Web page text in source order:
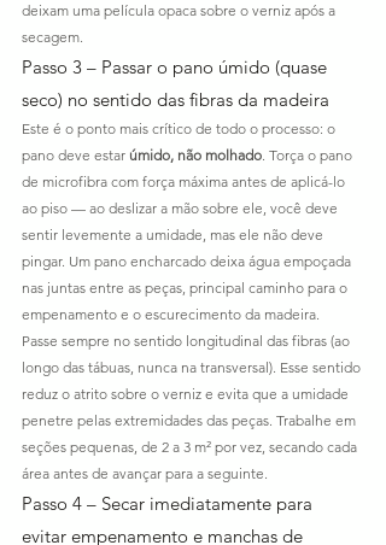
deixam uma película opaca sobre o verniz após a
secagem.
Passo 3 – Passar o pano úmido (quase
seco) no sentido das fibras da madeira
Este é o ponto mais crítico de todo o processo: o
pano deve estar úmido, não molhado. Torça o pano
de microfibra com força máxima antes de aplicá-lo
ao piso — ao deslizar a mão sobre ele, você deve
sentir levemente a umidade, mas ele não deve
pingar. Um pano encharcado deixa água empoçada
nas juntas entre as peças, principal caminho para o
empenamento e o escurecimento da madeira.
Passe sempre no sentido longitudinal das fibras (ao
longo das tábuas, nunca na transversal). Esse sentido
reduz o atrito sobre o verniz e evita que a umidade
penetre pelas extremidades das peças. Trabalhe em
seções pequenas, de 2 a 3 m² por vez, secando cada
área antes de avançar para a seguinte.
Passo 4 – Secar imediatamente para
evitar empenamento e manchas de